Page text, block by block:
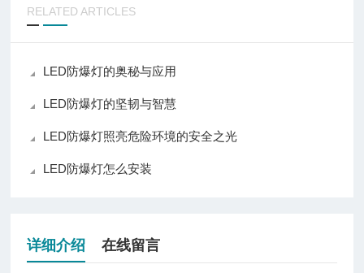
RELATED ARTICLES
LED防爆灯的奥秘与应用
LED防爆灯的坚韧与智慧
LED防爆灯照亮危险环境的安全之光
LED防爆灯怎么安装
详细介绍 在线留言